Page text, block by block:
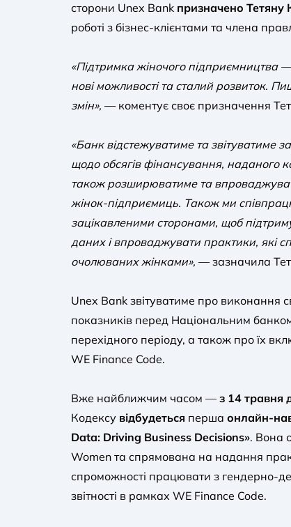
сторони Unex Bank призначено Тетяну
роботі з бізнес-клієнтами та члена
«Підтримка жіночого підприємництва
нові можливості та сталий розвиток.
змін», — коментує своє призначення
«Банк відстежуватиме та звітуватиме
щодо обсягів фінансування, наданого
також розширюватиме та
жінок-підприємиць. Також ми
зацікавленими сторонами, щоб
даних і впроваджувати практики, які
очолюваних жінками», — зазначила
Unex Bank звітуватиме про виконання
показників перед Національним
перехідного періоду, а також про їх
WE Finance Code.
Вже найближчим часом —з 14 травня
Кодексу відбудеться перша онлайн-
Data: Driving Business Decisions». Вона
Women та спрямована на надання
спроможності працювати з гендерно-
звітності в рамках WE Finance Code.